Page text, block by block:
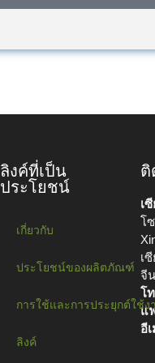
ลิงค์ที่เป็น
ประโยชน์
เกี่ยวกับ
ประโยชน์ของผลิตภัณฑ์
การใช้และการประยุกต์ใช้ง
ลิงค์
ติ
เ
โ
เ
จีน
โ
แ
อี